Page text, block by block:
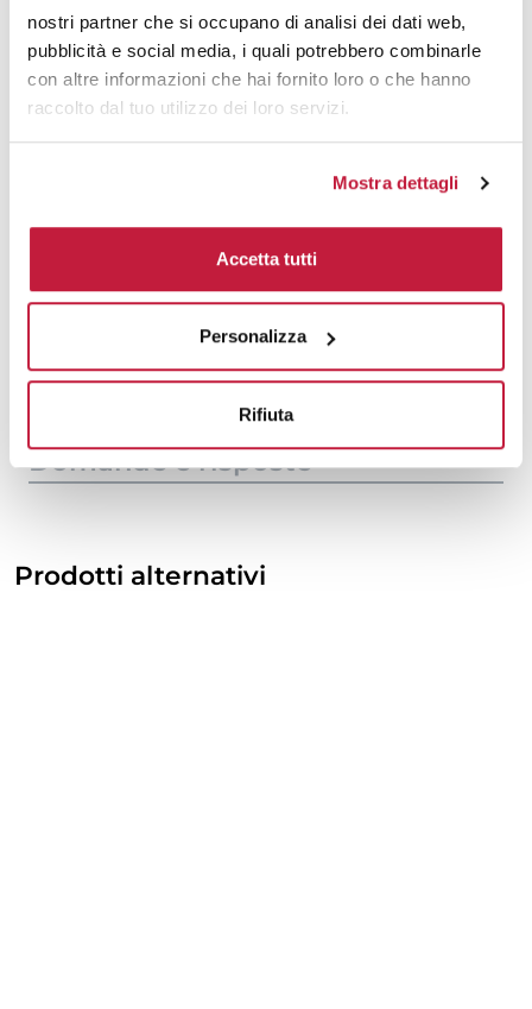
nostri partner che si occupano di analisi dei dati web,
pubblicità e social media, i quali potrebbero combinarle
con altre informazioni che hai fornito loro o che hanno
raccolto dal tuo utilizzo dei loro servizi.
Mostra dettagli
Accetta tutti
Personalizza
Rifiuta
1000 € 15,96 € 18,41
1500 € 15,82 € 18,13
2000 € 15,69
€ 15,49
Tecniche di stampa
Area di personalizzazione
Domande e risposte
Prodotti alternativi